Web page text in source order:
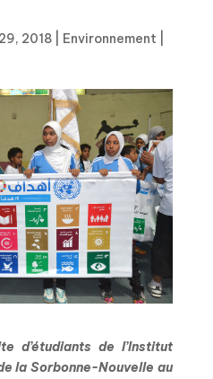
2018| Environnement
d’étudiants de l’Institut
la Sorbonne-Nouvelle au